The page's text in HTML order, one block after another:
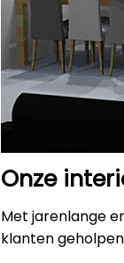
Onze
Met jarenlange
klanten